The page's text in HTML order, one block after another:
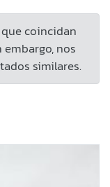
coincidan
nos
similares.